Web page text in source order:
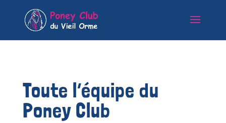
Toute l’équipe du
Poney Club